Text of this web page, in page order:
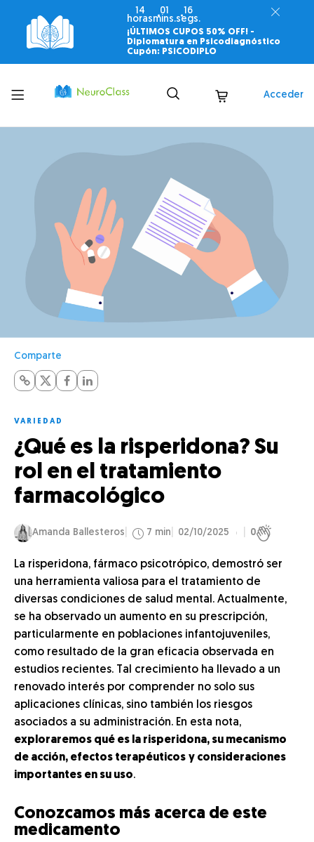
14
horas
01
mins.
15
segs.
¡ÚLTIMOS CUPOS 50% OFF! -
Diplomatura en Psicodiagnóstico
Cupón: PSICODIPLO
Toggle
menu
Acceder
Comparte
VARIEDAD
¿Qué es la risperidona? Su
rol en el tratamiento
farmacológico
Amanda Ballesteros 7 min 02/10/2025 0
La risperidona, fármaco psicotrópico, demostró ser
una herramienta valiosa para el tratamiento de
diversas condiciones de salud mental. Actualmente,
se ha observado un aumento en su prescripción,
particularmente en poblaciones infantojuveniles,
como resultado de la gran eficacia observada en
estudios recientes. Tal crecimiento ha llevado a un
renovado interés por comprender no solo sus
aplicaciones clínicas, sino también los riesgos
asociados a su administración. En esta nota,
exploraremos qué es la risperidona, su mecanismo
de acción, efectos terapéuticos y consideraciones
importantes en su uso.
Conozcamos más acerca de este
medicamento